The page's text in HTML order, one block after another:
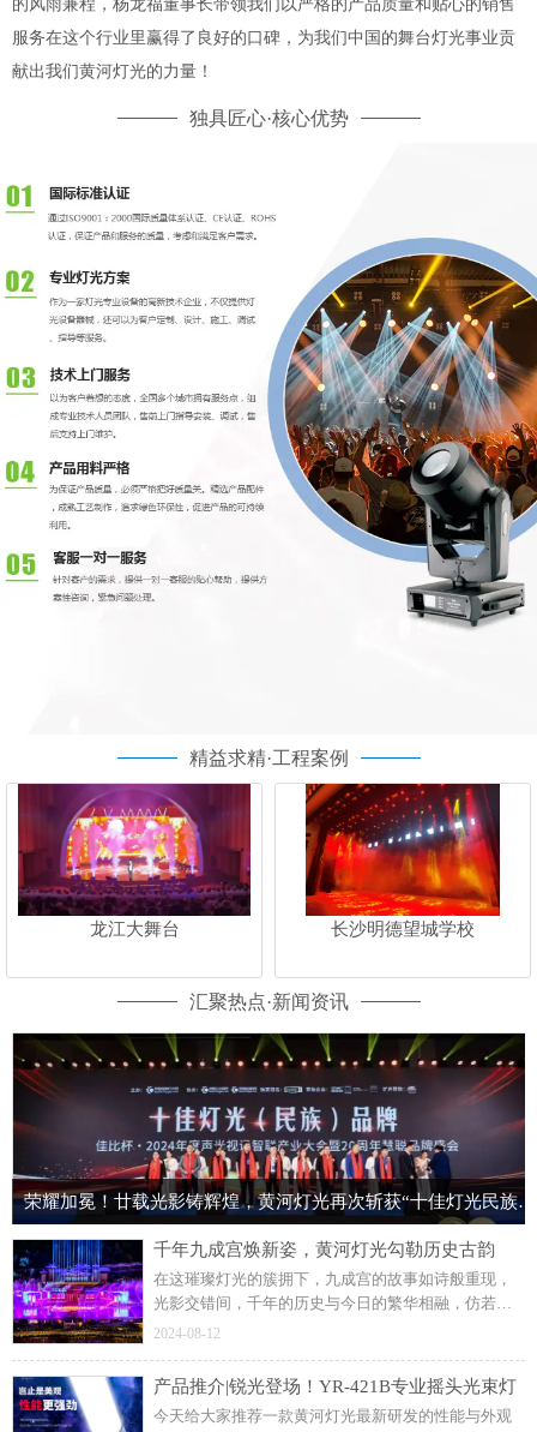
的风雨兼程，杨龙福董事长带领我们以严格的产品质量和贴心的销售
服务在这个行业里赢得了良好的口碑，为我们中国的舞台灯光事业贡
献出我们黄河灯光的力量！
独具匠心·核心优势
精益求精·工程案例
龙江大舞台 长沙明德望城学校
汇聚热点·新闻资讯
荣耀加冕！廿载光影铸辉煌，黄河灯光再次斩获“十佳灯光民族品牌”荣誉称号！
千年九成宫焕新姿，黄河灯光勾勒历史古韵
在这璀璨灯光的簇拥下，九成宫的故事如诗般重现，
光影交错间，千年的历史与今日的繁华相融，仿若梦
回盛唐。这个暑假来麟游九成宫，于灯光璀璨中，回
系删除
2024-08-12
产品推介|锐光登场！YR-421B专业摇头光束灯
今天给大家推荐一款黄河灯光最新研发的性能与外观